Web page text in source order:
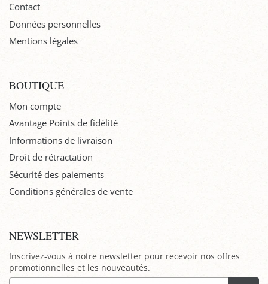
Contact
Données personnelles
Mentions légales
BOUTIQUE
Mon compte
Avantage Points de fidélité
Informations de livraison
Droit de rétractation
Sécurité des paiements
Conditions générales de vente
NEWSLETTER
Inscrivez-vous à notre newsletter pour recevoir nos offres
promotionnelles et les nouveautés.